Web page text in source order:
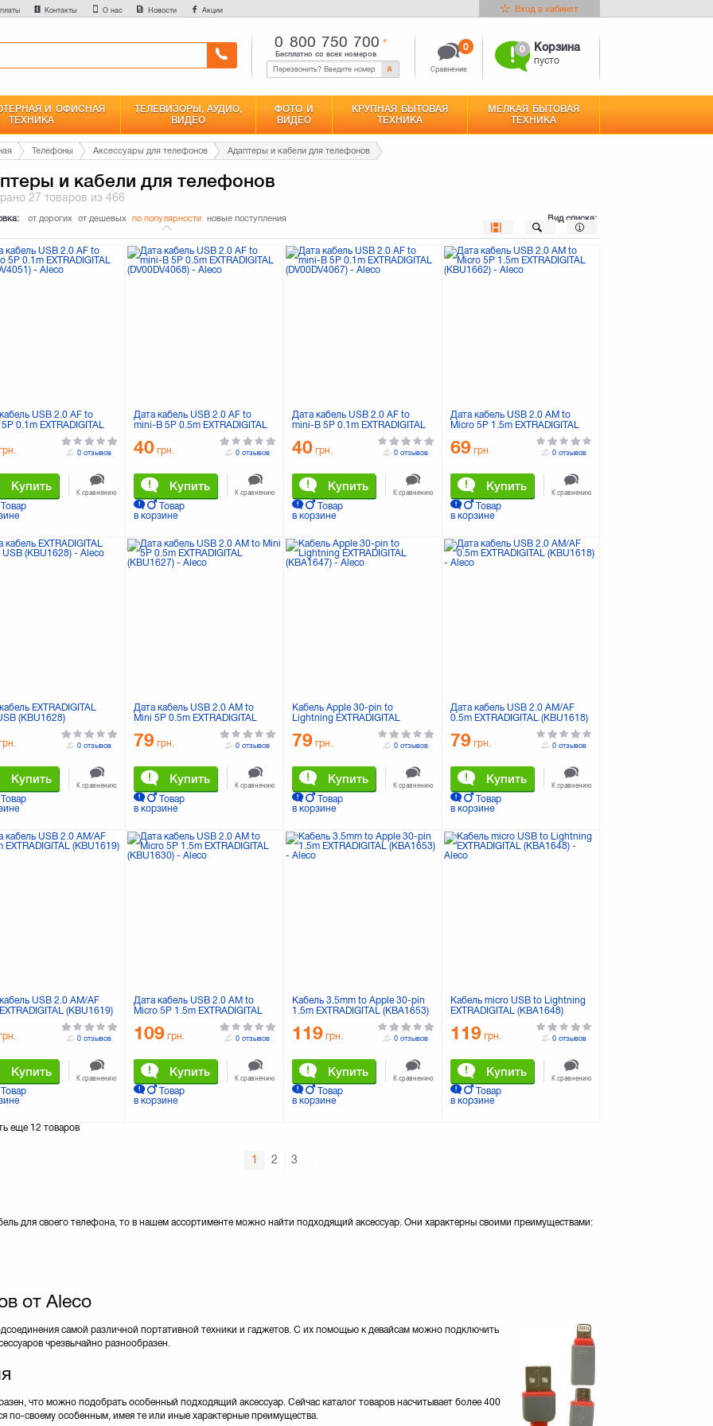
Контакты О нас Новости Акции Вход в кабинет
0 800 750 700
Бесплатно со всех номеров
Сравнение
0 0 Корзина
пусто
И ОФИСНАЯ
ТЕХНИКА
ТЕЛЕВИЗОРЫ, АУДИО,
ВИДЕО
ФОТО И
ВИДЕО
КРУПНАЯ БЫТОВАЯ
ТЕХНИКА
МЕЛКАЯ БЫТОВАЯ
ТЕХНИКА
Телефоны Аксессуары для телефонов Адаптеры и кабели для телефонов
и кабели для телефонов
27 товаров из 466
от дорогих от дешевых по популярности новые поступления Вид списка:
USB 2.0 AF to
0.1m EXTRADIGITAL
Купить
Товар
0 отзывов
К сравнению
Дата кабель USB 2.0 AF to
mini-B 5P 0.5m EXTRADIGITAL
40 грн.
Купить
Товар
в корзине
0 отзывов
К сравнению
Дата кабель USB 2.0 AF to
mini-B 5P 0.1m EXTRADIGITAL
40 грн.
Купить
Товар
в корзине
0 отзывов
К сравнению
Дата кабель USB 2.0 AM to
Micro 5P 1.5m EXTRADIGITAL
69 грн.
Купить
Товар
в корзине
0 отзывов
К сравнению
EXTRADIGITAL
(KBU1628)
Купить
Товар
0 отзывов
К сравнению
Дата кабель USB 2.0 AM to
Mini 5P 0.5m EXTRADIGITAL
79 грн.
Купить
Товар
в корзине
0 отзывов
К сравнению
Кабель Apple 30-pin to
Lightning EXTRADIGITAL
79 грн.
Купить
Товар
в корзине
0 отзывов
К сравнению
Дата кабель USB 2.0 AM/AF
0.5m EXTRADIGITAL (KBU1618)
79 грн.
Купить
Товар
в корзине
0 отзывов
К сравнению
USB 2.0 AM/AF
(KBU1619)
Купить
Товар
0 отзывов
К сравнению
Дата кабель USB 2.0 AM to
Micro 5P 1.5m EXTRADIGITAL
109 грн.
Купить
Товар
в корзине
0 отзывов
К сравнению
Кабель 3.5mm to Apple 30-pin
1.5m EXTRADIGITAL (KBA1653)
119 грн.
Купить
Товар
в корзине
0 отзывов
К сравнению
Кабель micro USB to Lightning
EXTRADIGITAL (KBA1648)
119 грн.
Купить
Товар
в корзине
0 отзывов
К сравнению
еще 12 товаров
1 2 3
для своего телефона, то в нашем ассортименте можно найти подходящий аксессуар. Они характерны своими преимуществами:
от Aleco
самой различной портативной техники и гаджетов. С их помощью к девайсам можно подключить
чрезвычайно разнообразен.
что можно подобрать особенный подходящий аксессуар. Сейчас каталог товаров насчитывает более 400
по-своему особенным, имея те или иные характерные преимущества.